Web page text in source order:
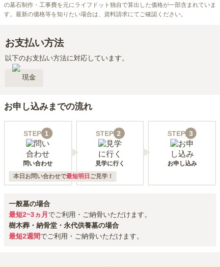
の墓石制作・工事費を元にライフドット独自で算出した価格が一部含まれていま
す。最新の価格等を知りたい場合は、資料請求にてご確認ください。
お支払い方法
以下のお支払い方法に対応しています。
現金
お申し込みまでの流れ
STEP 1
問い合わせ
STEP 2
見学に行く
STEP 3
お申し込み
本日お問い合わせで最短明日 ご見学！
一般墓の場合
最短2~3ヵ月 でご利用・ご納骨いただけます。
樹木葬・納骨堂・永代供養墓の場合
最短2週間でご利用・ご納骨いただけます。